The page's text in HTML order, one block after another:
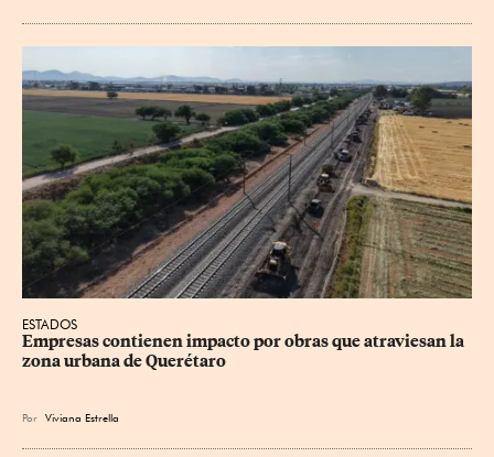
ESTADOS
Empresas contienen impacto por obras que atraviesan la
zona urbana de Querétaro
Por Viviana Estrella